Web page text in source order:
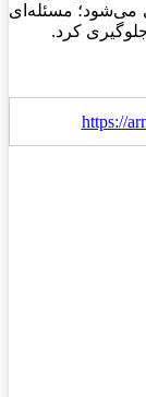
می‌شود؛ مسئله‌ای
کرد.
https://